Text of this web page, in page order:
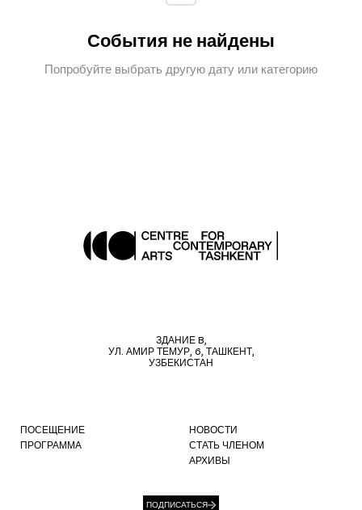
События не найдены
Попробуйте выбрать другую дату или категорию
ЗДАНИЕ B,
УЛ. АМИР ТЕМУР, 6, ТАШКЕНТ,
УЗБЕКИСТАН
ПОСЕЩЕНИЕ
ПРОГРАММА
НОВОСТИ
СТАТЬ ЧЛЕНОМ
АРХИВЫ
ПОДПИСАТЬСЯ